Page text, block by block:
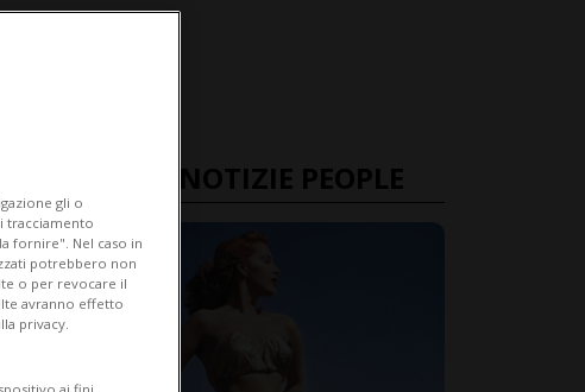
ULTIME NOTIZIE PEOPLE
gli o
tracciamento
fornire". Nel caso in
potrebbero non
o per revocare il
avranno effetto
privacy.